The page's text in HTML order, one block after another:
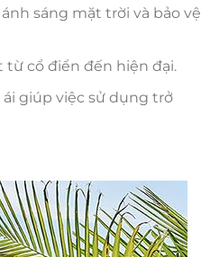
sáng mặt trời và bảo vệ
cổ điển đến hiện đại.
giúp việc sử dụng trở